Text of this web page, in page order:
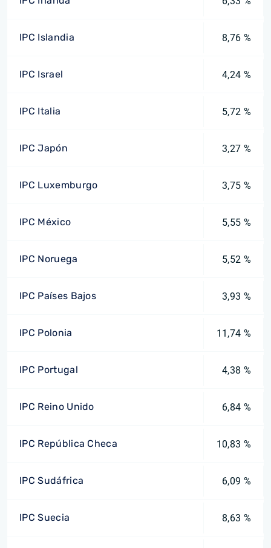
IPC Islandia 8,76 %
IPC Israel 4,24 %
IPC Italia 5,72 %
IPC Japón 3,27 %
IPC Luxemburgo 3,75 %
IPC México 5,55 %
IPC Noruega 5,52 %
IPC Países Bajos 3,93 %
IPC Polonia 11,74 %
IPC Portugal 4,38 %
IPC Reino Unido 6,84 %
IPC República Checa 10,83 %
IPC Sudáfrica 6,09 %
IPC Suecia 8,63 %